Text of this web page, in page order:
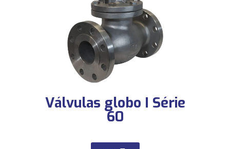
Válvulas globo I Série
60